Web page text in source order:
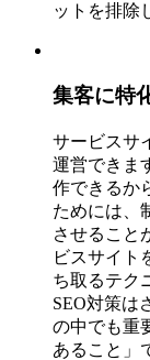
ットを排除
集客に特
サービスサ
運営できま
作できるか
ためには、
させること
ビスサイト
ち取るテク
SEO対策は
の中でも重
あること」